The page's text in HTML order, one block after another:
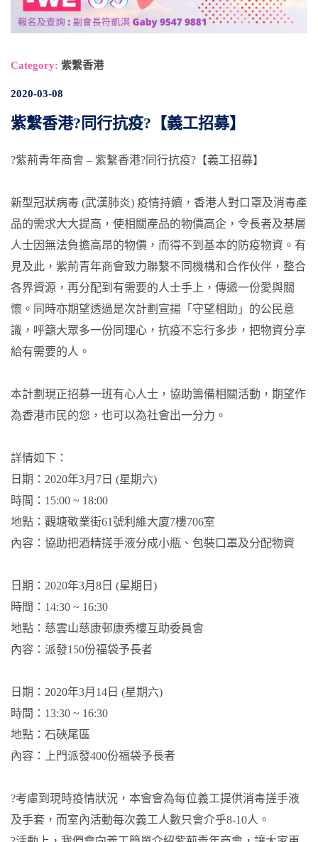
Category: 紫繫香港
2020-03-08
紫繫香港?同行抗疫?【義工招募】
?紫荊青年商會 – 紫繫香港?同行抗疫?【義工招募】
新型冠狀病毒 (武漢肺炎) 疫情持續，香港人對口罩及消毒產
品的需求大大提高，使相關產品的物價高企，令長者及基層
人士因無法負擔高昂的物價，而得不到基本的防疫物資。有
見及此，紫荊青年商會致力聯繫不同機構和合作伙伴，整合
各界資源，再分配到有需要的人士手上，傳遞一份愛與關
懷。同時亦期望透過是次計劃宣揚「守望相助」的公民意
識，呼籲大眾多一份同理心，抗疫不忘行多步，把物資分享
給有需要的人。
本計劃現正招募一班有心人士，協助籌備相關活動，期望作
為香港市民的您，也可以為社會出一分力。
詳情如下：
日期：2020年3月7日 (星期六)
時間：15:00 ~ 18:00
地點：觀塘敬業街61號利維大廈7樓706室
內容：協助把酒精搓手液分成小瓶、包裝口罩及分配物資
日期：2020年3月8日 (星期日)
時間：14:30 ~ 16:30
地點：慈雲山慈康邨康秀樓互助委員會
內容：派發150份福袋予長者
日期：2020年3月14日 (星期六)
時間：13:30 ~ 16:30
地點：石硤尾區
內容：上門派發400份福袋予長者
?考慮到現時疫情狀況，本會會為每位義工提供消毒搓手液
及手套，而室內活動每次義工人數只會介乎8-10人。